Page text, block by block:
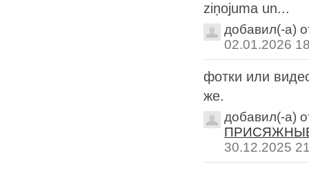
ziņojuma un...
добавил(-а)
02.01.2026
фотки или
же.
добавил(-а)
30.12.2025